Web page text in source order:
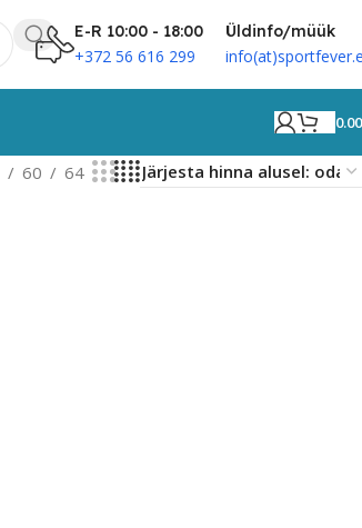
E-R 10:00 - 18:00
+372 56 616 299
Üldinfo/müük
60 64